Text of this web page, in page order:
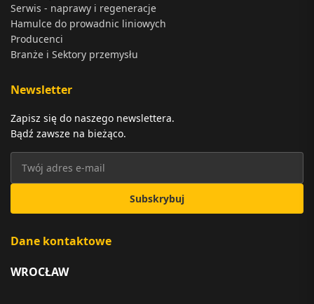
Serwis - naprawy i regeneracje
Hamulce do prowadnic liniowych
Producenci
Branże i Sektory przemysłu
Newsletter
Zapisz się do naszego newslettera.
Bądź zawsze na bieżąco.
Subskrybuj
Dane kontaktowe
WROCŁAW